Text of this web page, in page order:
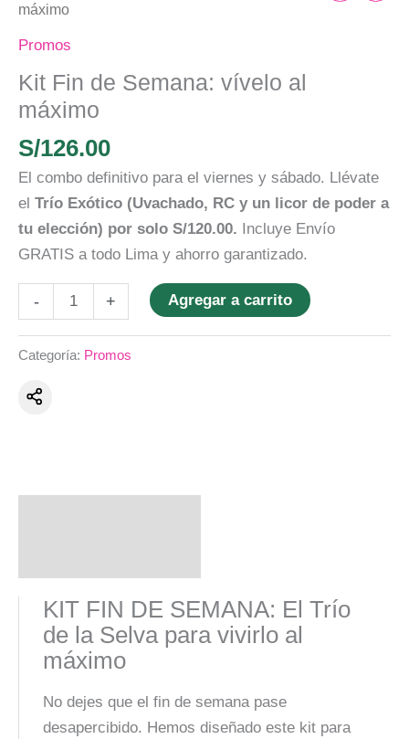
máximo
Promos
Kit Fin de Semana: vívelo al
máximo
S/126.00
El combo definitivo para el viernes y sábado. Llévate
el Trío Exótico (Uvachado, RC y un licor de poder a
tu elección) por solo S/120.00. Incluye Envío
GRATIS a todo Lima y ahorro garantizado.
-
vívelo
al
cantidad
+ Agregar a carrito
Categoría: Promos
KIT FIN DE SEMANA: El Trío
de la Selva para vivirlo al
máximo
No dejes que el fin de semana pase
desapercibido. Hemos diseñado este kit para